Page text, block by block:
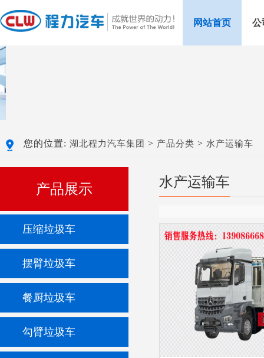
网站首页 公
您的位置: 湖北程力汽车集团 > 产品分类 > 水产运输车
产品展示
压缩垃圾车
摆臂垃圾车
餐厨垃圾车
勾臂垃圾车
水产运输车